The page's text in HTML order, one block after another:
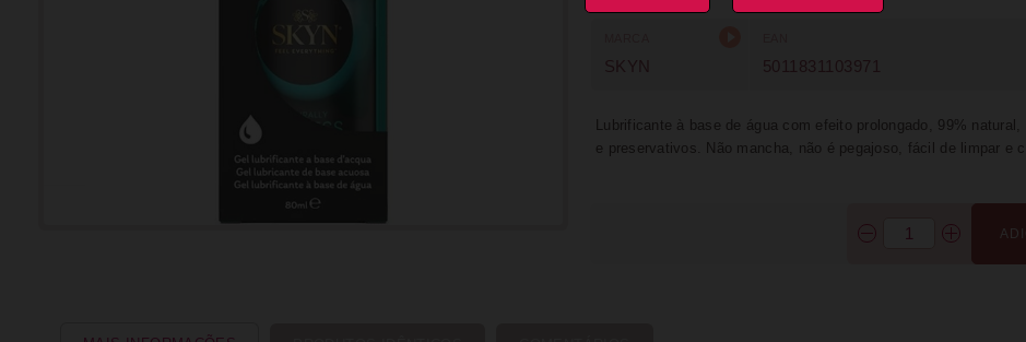
SKYN 5011831103971
Lubrificante à base de água com efeito prolongado, 99%
e preservativos. Não mancha, não é pegajoso, fácil de limpar e